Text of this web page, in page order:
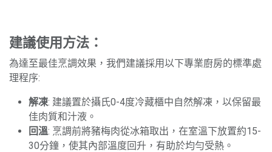
建議使用方法：
為達至最佳烹調效果，我們建議採用以下專業廚房的標準處
理程序:
解凍: 建議置於攝氏0-4度冷藏櫃中自然解凍，以保留最
佳肉質和汁液。
回溫: 烹調前將豬梅肉從冰箱取出，在室溫下放置約15-
30分鐘，使其內部溫度回升，有助於均勻受熱。